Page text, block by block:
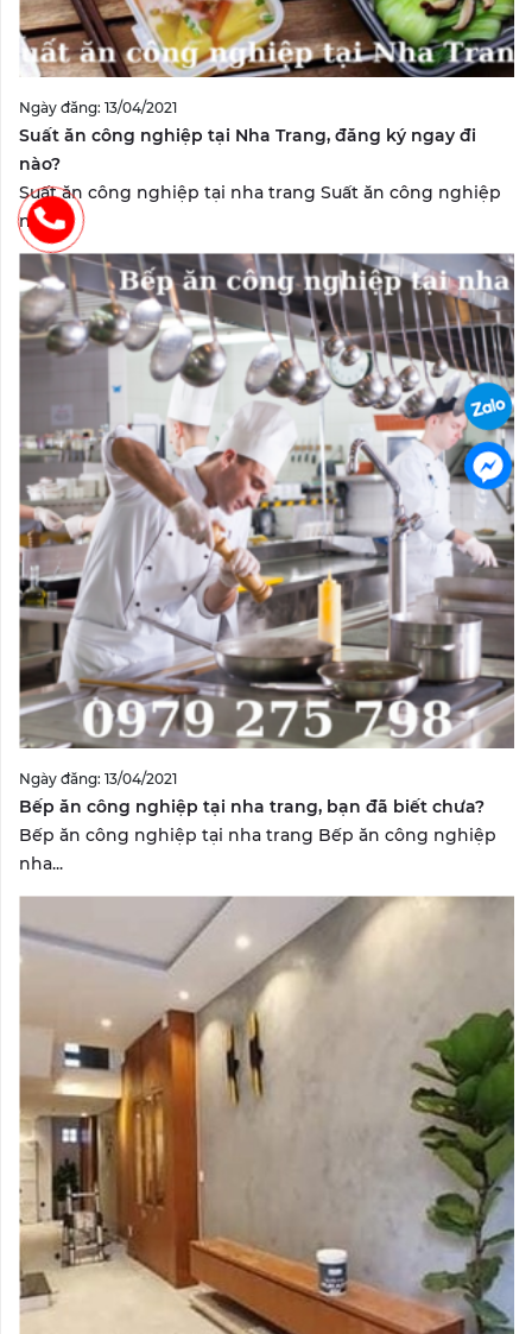
Ngày đăng: 13/04/2021
Suất ăn công nghiệp tại Nha Trang, đăng ký ngay đi
nào?
Suất ăn công nghiệp tại nha trang Suất ăn công nghiệp
nha...
Ngày đăng: 13/04/2021
Bếp ăn công nghiệp tại nha trang, bạn đã biết chưa?
Bếp ăn công nghiệp tại nha trang Bếp ăn công nghiệp
nha...